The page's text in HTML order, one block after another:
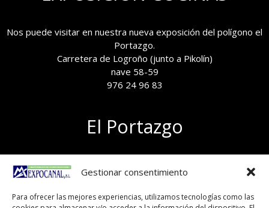
Gestionar consentimiento
Para ofrecer las mejores experiencias, utilizamos tecnologías como las
Nos puede visitar en nuestra nueva exposición del polígono el
Portazgo.
Carretera de Logroño (junto a Pikolín)
nave 58-59
976 24 96 83
El Portazgo
Polígono el Portazgo, nave 59
50011 Zaragoza
Tel 976 24 96 83